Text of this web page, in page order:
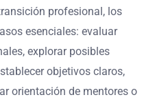
profesional, los
esenciales: evaluar
explorar posibles
objetivos claros,
orientación de mentores o